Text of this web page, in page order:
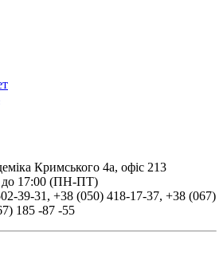
Кримського 4а, офіс 213
до 17:00 (ПН-ПТ)
39-31 , +38 (050) 418-17-37, +38 (067)
185 -87 -55